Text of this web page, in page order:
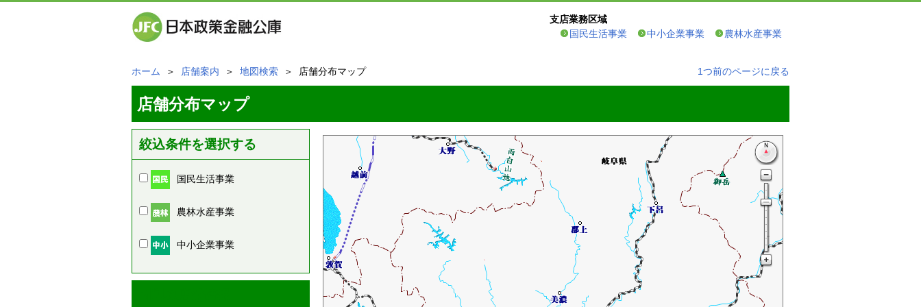
支店業務区域
国民生活事業
中小企業事業 農林水産事業
ホーム ＞ 店舗案内 ＞ 地図検索 ＞ 店舗分布マップ 1つ前のページに戻る
店舗分布マップ
絞込条件を選択する
国民生活事業
農林水産事業
中小企業事業